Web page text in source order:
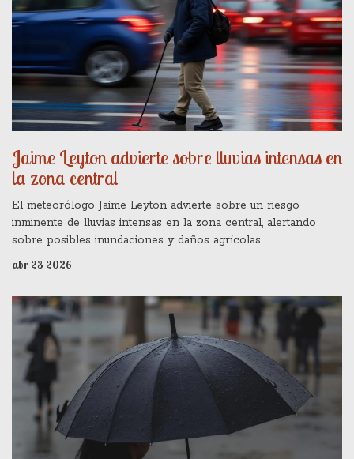
Jaime Leyton advierte sobre lluvias intensas en
la zona central
El meteorólogo Jaime Leyton advierte sobre un riesgo
inminente de lluvias intensas en la zona central, alertando
sobre posibles inundaciones y daños agrícolas.
abr 23 2026